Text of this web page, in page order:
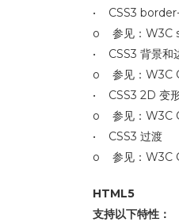
• CSS3 border-
o 参见：W3C
• CSS3 背景和
o 参见：W3C
• CSS3 2D 变
o 参见：W3C
• CSS3 过渡
o 参见：W3C
HTML5
支持以下特性：